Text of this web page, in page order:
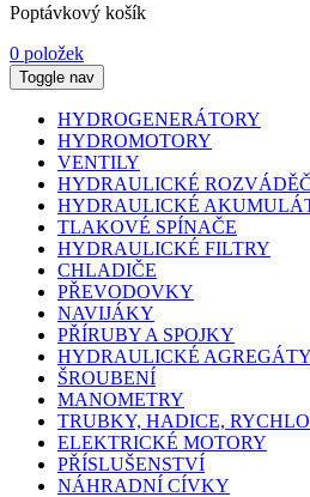
Poptávkový košík
0 položek
Toggle nav
HYDROGENERÁTORY
HYDROMOTORY
VENTILY
HYDRAULICKÉ
HYDRAULICKÉ
TLAKOVÉ SPÍNAČE
HYDRAULICKÉ FILTRY
CHLADIČE
PŘEVODOVKY
NAVIJÁKY
PŘÍRUBY A SPOJKY
HYDRAULICKÉ AGREGÁTY
ŠROUBENÍ
MANOMETRY
TRUBKY, HADICE,
ELEKTRICKÉ MOTORY
PŘÍSLUŠENSTVÍ
NÁHRADNÍ CÍVKY